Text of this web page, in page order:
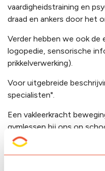
vaardigheidstraining en
draad en ankers door het
Verder hebben we ook de
logopedie, sensorische
prikkelverwerking).
Voor uitgebreide
specialisten".
Een vakleerkracht
gymlessen bij ons op
ontwikkeling wordt in